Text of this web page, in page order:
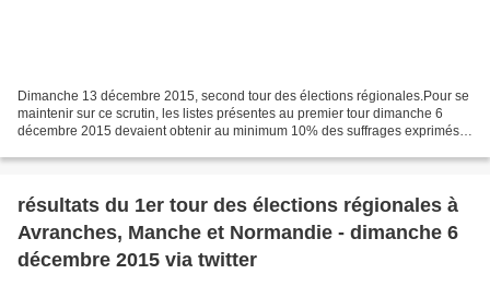
Dimanche 13 décembre 2015, second tour des élections régionales.Pour se
maintenir sur ce scrutin, les listes présentes au premier tour dimanche 6
décembre 2015 devaient obtenir au minimum 10% des suffrages exprimés,
résultats du 1er tour des élections régionales à
Avranches, Manche et Normandie - dimanche 6
décembre 2015 via twitter